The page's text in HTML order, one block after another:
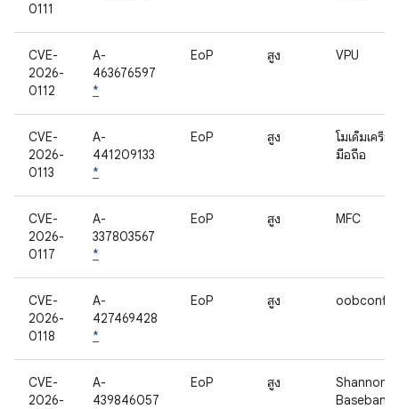
0111
CVE-
2026-
0112
A-
463676597
*
EoP สูง VPU
CVE-
2026-
0113
A-
441209133
*
EoP สูง
โมเด็มเครือ
มือถือ
CVE-
2026-
0117
A-
337803567
*
EoP สูง MFC
CVE-
2026-
0118
A-
427469428
*
EoP สูง oobconfig
CVE-
2026-
A-
439846057
EoP สูง
Shannon
Baseband